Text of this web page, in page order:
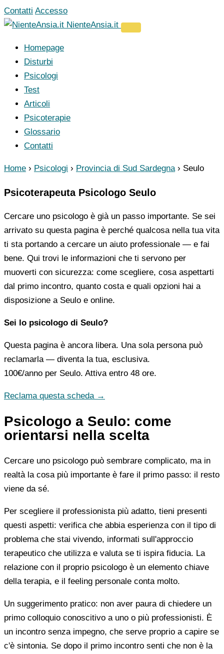
Vai
al
Contatti Accesso
NienteAnsia.it
Homepage
Disturbi
Psicologi
Test
Articoli
Psicoterapie
Glossario
Contatti
Home › Psicologi › Provincia di Sud Sardegna › Seulo
Psicoterapeuta Psicologo Seulo
Cercare uno psicologo è già un passo importante. Se sei
arrivato su questa pagina è perché qualcosa nella tua vita
ti sta portando a cercare un aiuto professionale — e fai
bene. Qui trovi le informazioni che ti servono per
muoverti con sicurezza: come scegliere, cosa aspettarti
dal primo incontro, quanto costa e quali opzioni hai a
disposizione a Seulo e online.
Sei lo psicologo di Seulo?
Questa pagina è ancora libera. Una sola persona può
reclamarla — diventa la tua, esclusiva.
100€/anno per Seulo. Attiva entro 48 ore.
Reclama questa scheda →
Psicologo a Seulo: come
orientarsi nella scelta
Cercare uno psicologo può sembrare complicato, ma in
realtà la cosa più importante è fare il primo passo: il resto
viene da sé.
Per scegliere il professionista più adatto, tieni presenti
questi aspetti: verifica che abbia esperienza con il tipo di
problema che stai vivendo, informati sull'approccio
terapeutico che utilizza e valuta se ti ispira fiducia. La
relazione con il proprio psicologo è un elemento chiave
della terapia, e il feeling personale conta molto.
Un suggerimento pratico: non aver paura di chiedere un
primo colloquio conoscitivo a uno o più professionisti. È
un incontro senza impegno, che serve proprio a capire se
c'è sintonia. Se dopo il primo incontro senti che non è la